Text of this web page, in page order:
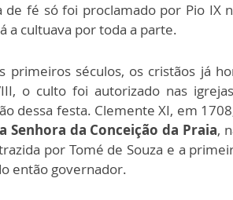
de fé só foi proclamado por Pio IX
a cultuava por toda a parte.
primeiros séculos, os cristãos já
o culto foi autorizado nas
dessa festa. Clemente XI, em
Senhora da Conceição da Praia,
por Tomé de Souza e a
então governador.